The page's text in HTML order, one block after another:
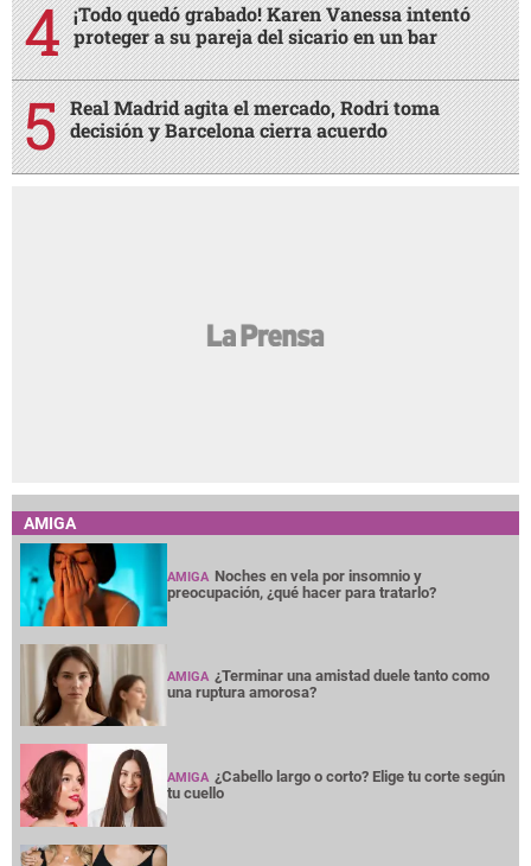
¡Todo quedó grabado! Karen Vanessa intentó
proteger a su pareja del sicario en un bar
Real Madrid agita el mercado, Rodri toma
decisión y Barcelona cierra acuerdo
AMIGA
AMIGA Noches en vela por insomnio y
preocupación, ¿qué hacer para tratarlo?
AMIGA ¿Terminar una amistad duele tanto como
una ruptura amorosa?
AMIGA ¿Cabello largo o corto? Elige tu corte según
tu cuello